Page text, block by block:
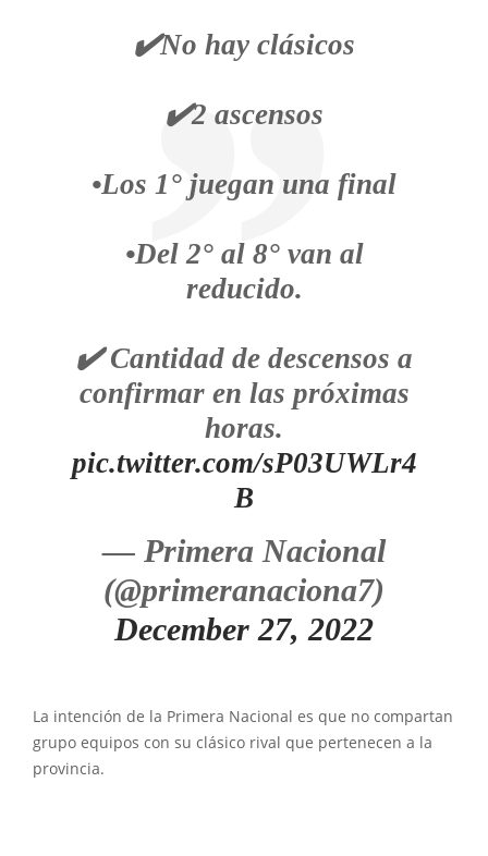
✔️No hay clásicos
✔️2 ascensos
•Los 1° juegan una final
•Del 2° al 8° van al
reducido.
✔️ Cantidad de descensos a
confirmar en las próximas
horas.
pic.twitter.com/sP03UWLr4
B
— Primera Nacional
(@primeranaciona7)
December 27, 2022
La intención de la Primera Nacional es que no compartan
grupo equipos con su clásico rival que pertenecen a la
provincia.